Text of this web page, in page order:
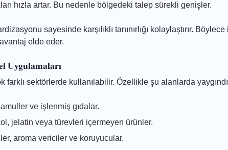
hızla artar. Bu nedenle bölgedeki talep sürekli genişler.
sayesinde karşılıklı tanınırlığı kolaylaştırır.
elde eder.
Uygulamaları
farklı sektörlerde kullanılabilir. Özellikle şu alanlarda
ve işlenmiş gıdalar.
jelatin veya türevleri içermeyen ürünler.
aroma vericiler ve koruyucular.